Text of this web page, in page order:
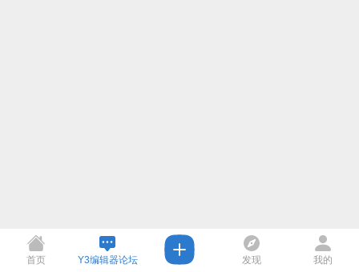
首页 Y3编辑器论坛 发现 我的